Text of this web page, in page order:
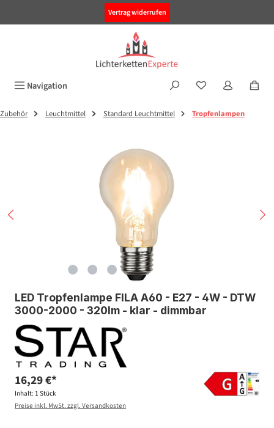
Vertrag widerrufen
Navigation
Zubehör Leuchtmittel Standard Leuchtmittel Tropfenlampen
LED Tropfenlampe FILA A60 - E27 - 4W - DTW
3000-2000 - 320lm - klar - dimmbar
16,29 €*
Inhalt: 1 Stück
Preise inkl. MwSt. zzgl. Versandkosten